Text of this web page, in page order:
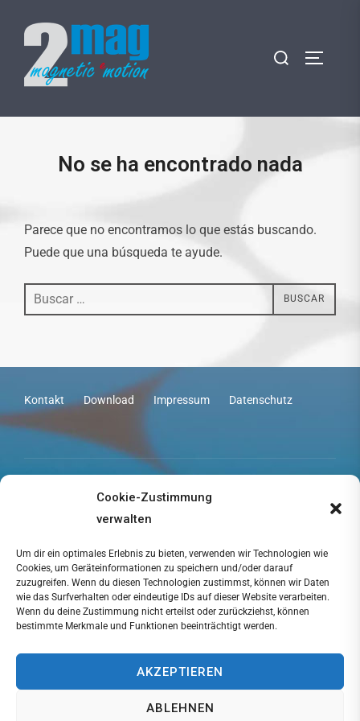
Cookie-Zustimmung
verwalten
Um dir ein optimales Erlebnis zu bieten, verwenden wir Technologien wie
Cookies, um Geräteinformationen zu speichern und/oder darauf
zuzugreifen. Wenn du diesen Technologien zustimmst, können wir Daten
wie das Surfverhalten oder eindeutige IDs auf dieser Website verarbeiten.
Wenn du deine Zustimmung nicht erteilst oder zurückziehst, können
bestimmte Merkmale und Funktionen beeinträchtigt werden.
AKZEPTIEREN
ABLEHNEN
contenido
Buscar:
No se ha encontrado nada
Parece que no encontramos lo que estás buscando.
Puede que una búsqueda te ayude.
Buscar: BUSCAR
Kontakt Download Impressum Datenschutz
Inspiro Theme